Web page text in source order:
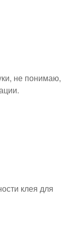
не понимаю,
клея для